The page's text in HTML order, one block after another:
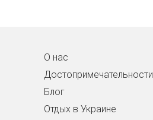
О нас
Достопримечательности
Блог
Отдых в Украине